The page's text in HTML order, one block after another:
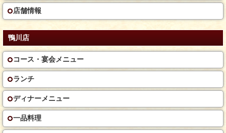
店舗情報
鴨川店
コース・宴会メニュー
ランチ
ディナーメニュー
一品料理